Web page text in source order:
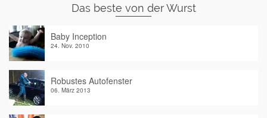
Das beste von der Wurst
Baby Inception
24. Nov. 2010
Robustes Autofenster
06. März 2013